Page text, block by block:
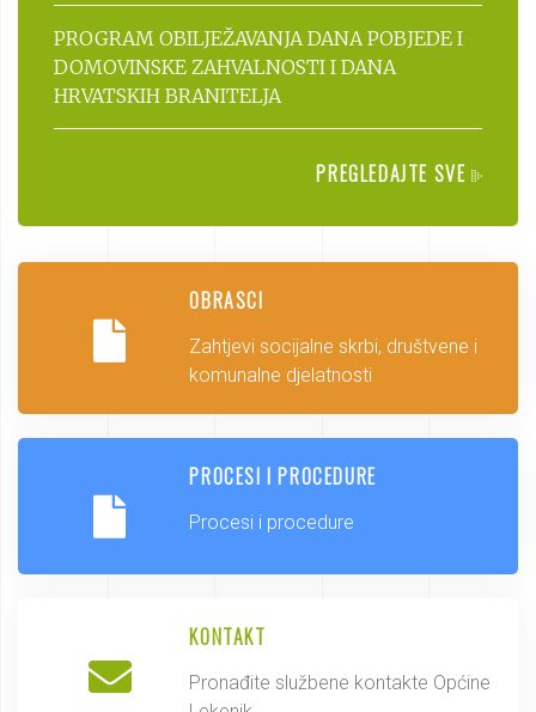
PROGRAM OBILJEŽAVANJA DANA POBJEDE I
DOMOVINSKE ZAHVALNOSTI I DANA
HRVATSKIH BRANITELJA
PREGLEDAJTE SVE
OBRASCI
Zahtjevi socijalne skrbi, društvene i
komunalne djelatnosti
PROCESI I PROCEDURE
Procesi i procedure
KONTAKT
Pronađite službene kontakte Općine